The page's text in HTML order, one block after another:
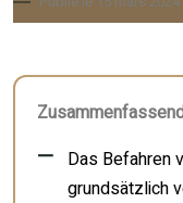
Das Befahren
grundsätzlich